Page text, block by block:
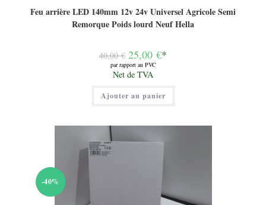
Feu arrière LED 140mm 12v 24v Universel Agricole Semi
Remorque Poids lourd Neuf Hella
40,00€ Le
prix
initial
était :
40,00 €.
25,00 €*
par rapport au PVC
Le
prix
actuel
est :
25,00 €.
Net de TVA
Ajouter au panier
-40%